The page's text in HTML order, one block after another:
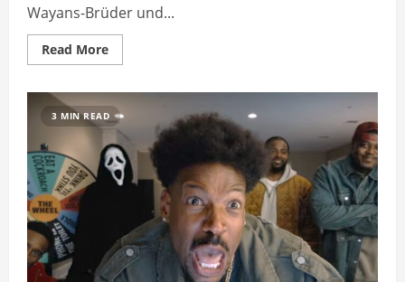
Wayans-Brüder und...
Read MoreRead
more
Movie
6
bringt
Horror-
Parodie
nach
13
Jahren
3 MIN READ